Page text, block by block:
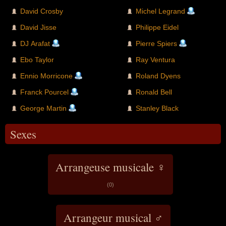
David Crosby
David Jisse
DJ Arafat
Ebo Taylor
Ennio Morricone
Franck Pourcel
George Martin
Michel Legrand
Philippe Eidel
Pierre Spiers
Ray Ventura
Roland Dyens
Ronald Bell
Stanley Black
Sexes
Arrangeuse musicale ♀
(0)
Arrangeur musical ♂